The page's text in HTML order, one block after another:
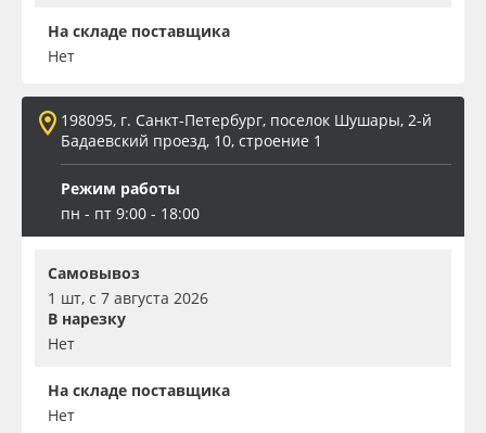
На складе поставщика
Нет
198095, г. Санкт-Петербург, поселок Шушары, 2-й
Бадаевский проезд, 10, строение 1
Режим работы
пн - пт 9:00 - 18:00
Самовывоз
1 шт, с 7 августа 2026
В нарезку
Нет
На складе поставщика
Нет